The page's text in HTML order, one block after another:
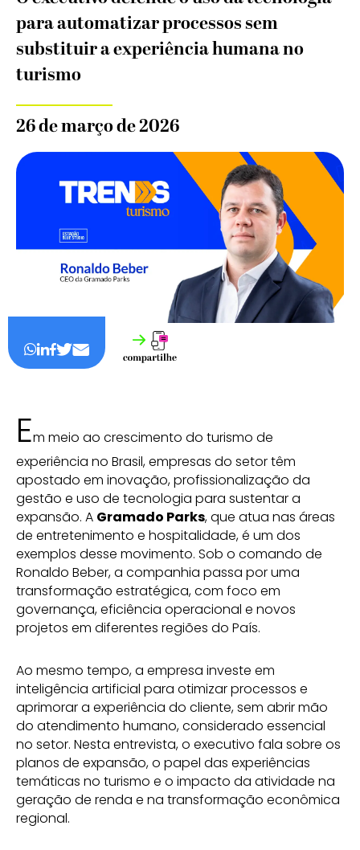
para automatizar processos sem
substituir a experiência humana no
turismo
26 de março de 2026
Em meio ao crescimento do turismo de
experiência no Brasil, empresas do setor têm
apostado em inovação, profissionalização da
gestão e uso de tecnologia para sustentar a
expansão. A Gramado Parks, que atua nas áreas
de entretenimento e hospitalidade, é um dos
exemplos desse movimento. Sob o comando de
Ronaldo Beber, a companhia passa por uma
transformação estratégica, com foco em
governança, eficiência operacional e novos
projetos em diferentes regiões do País.
Ao mesmo tempo, a empresa investe em
inteligência artificial para otimizar processos e
aprimorar a experiência do cliente, sem abrir mão
do atendimento humano, considerado essencial
no setor. Nesta entrevista, o executivo fala sobre os
planos de expansão, o papel das experiências
temáticas no turismo e o impacto da atividade na
geração de renda e na transformação econômica
regional.